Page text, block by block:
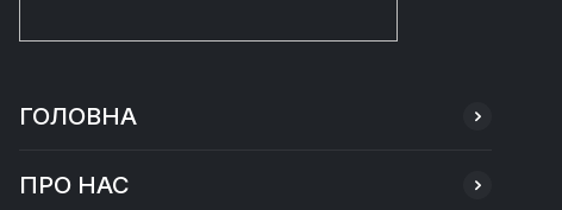
ГОЛОВНА
ПРО НАС